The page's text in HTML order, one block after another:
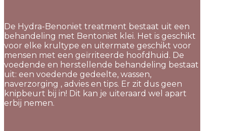
De Hydra-Benoniet treatment bestaat uit een
behandeling met Bentoniet klei. Het is geschikt
voor elke krultype en uitermate geschikt voor
mensen met een geïrriteerde hoofdhuid. De
voedende en herstellende behandeling bestaat
uit: een voedende gedeelte, wassen,
naverzorging , advies en tips. Er zit dus geen
knipbeurt bij in! Dit kan je uiteraard wel apart
erbij nemen.